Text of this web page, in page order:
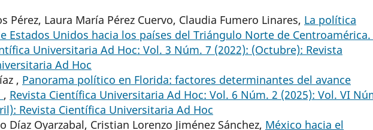
Pérez, Laura María Pérez Cuervo, Claudia Fumero Linares, La política
Estados Unidos hacia los países del Triángulo Norte de
Universitaria Ad Hoc: Vol. 3 Núm. 7 (2022): (Octubre): Revista
Ad Hoc
, Panorama político en Florida: factores determinantes del avance
, Revista Científica Universitaria Ad Hoc: Vol. 6 Núm. 2 (2025): Vol. VI
Revista Científica Universitaria Ad Hoc
Díaz Oyarzabal, Cristian Lorenzo Jiménez Sánchez, México hacia el